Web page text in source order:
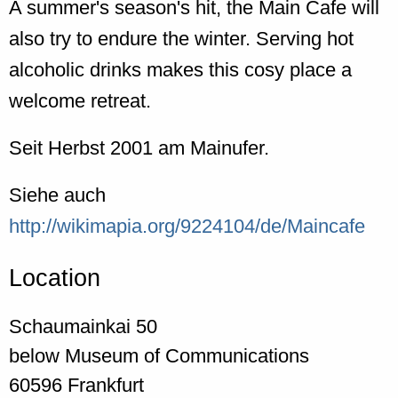
A summer's season's hit, the Main Cafe will
also try to endure the winter. Serving hot
alcoholic drinks makes this cosy place a
welcome retreat.
Seit Herbst 2001 am Mainufer.
Siehe auch
http://wikimapia.org/9224104/de/Maincafe
Location
Schaumainkai 50
below Museum of Communications
60596 Frankfurt